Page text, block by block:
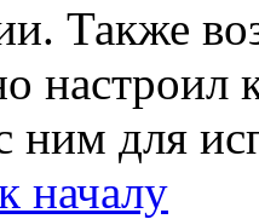
Также
ним для
началу